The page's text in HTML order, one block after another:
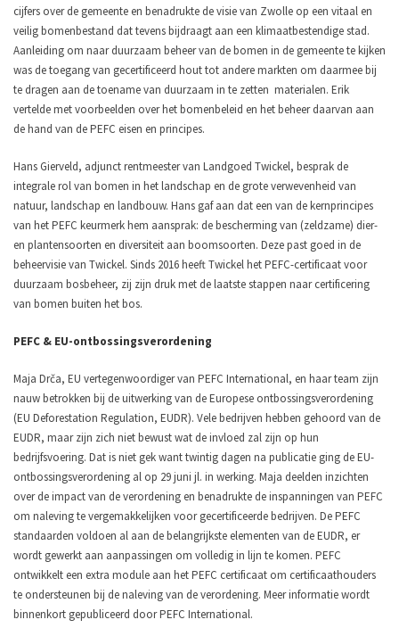
cijfers over de gemeente en benadrukte de visie van Zwolle op een vitaal en
veilig bomenbestand dat tevens bijdraagt aan een klimaatbestendige stad.
Aanleiding om naar duurzaam beheer van de bomen in de gemeente te kijken
was de toegang van gecertificeerd hout tot andere markten om daarmee bij
te dragen aan de toename van duurzaam in te zetten materialen. Erik
vertelde met voorbeelden over het bomenbeleid en het beheer daarvan aan
de hand van de PEFC eisen en principes.
Hans Gierveld, adjunct rentmeester van Landgoed Twickel, besprak de
integrale rol van bomen in het landschap en de grote verwevenheid van
natuur, landschap en landbouw. Hans gaf aan dat een van de kernprincipes
van het PEFC keurmerk hem aansprak: de bescherming van (zeldzame) dier-
en plantensoorten en diversiteit aan boomsoorten. Deze past goed in de
beheervisie van Twickel. Sinds 2016 heeft Twickel het PEFC-certificaat voor
duurzaam bosbeheer, zij zijn druk met de laatste stappen naar certificering
van bomen buiten het bos.
PEFC & EU-ontbossingsverordening
Maja Drča, EU vertegenwoordiger van PEFC International, en haar team zijn
nauw betrokken bij de uitwerking van de Europese ontbossingsverordening
(EU Deforestation Regulation, EUDR). Vele bedrijven hebben gehoord van de
EUDR, maar zijn zich niet bewust wat de invloed zal zijn op hun
bedrijfsvoering. Dat is niet gek want twintig dagen na publicatie ging de EU-
ontbossingsverordening al op 29 juni jl. in werking. Maja deelden inzichten
over de impact van de verordening en benadrukte de inspanningen van PEFC
om naleving te vergemakkelijken voor gecertificeerde bedrijven. De PEFC
standaarden voldoen al aan de belangrijkste elementen van de EUDR, er
wordt gewerkt aan aanpassingen om volledig in lijn te komen. PEFC
ontwikkelt een extra module aan het PEFC certificaat om certificaathouders
te ondersteunen bij de naleving van de verordening. Meer informatie wordt
binnenkort gepubliceerd door PEFC International.